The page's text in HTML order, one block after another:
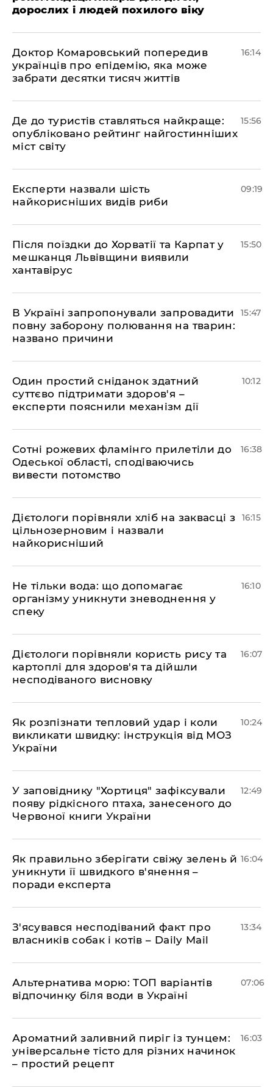
дорослих і людей похилого віку
Доктор Комаровський попередив
українців про епідемію, яка може
забрати десятки тисяч життів
16:14
Де до туристів ставляться найкраще:
опубліковано рейтинг найгостинніших
міст світу
15:56
Експерти назвали шість
найкорисніших видів риби
09:19
Після поїздки до Хорватії та Карпат у
мешканця Львівщини виявили
хантавірус
15:50
В Україні запропонували запровадити
повну заборону полювання на тварин:
названо причини
15:47
Один простий сніданок здатний
суттєво підтримати здоров'я –
експерти пояснили механізм дії
10:12
Сотні рожевих фламінго прилетіли до
Одеської області, сподіваючись
вивести потомство
16:38
Дієтологи порівняли хліб на заквасці з
цільнозерновим і назвали
найкорисніший
16:15
Не тільки вода: що допомагає
організму уникнути зневоднення у
спеку
16:10
Дієтологи порівняли користь рису та
картоплі для здоров'я та дійшли
несподіваного висновку
16:07
Як розпізнати тепловий удар і коли
викликати швидку: інструкція від МОЗ
України
10:24
У заповіднику "Хортиця" зафіксували
появу рідкісного птаха, занесеного до
Червоної книги України
12:49
Як правильно зберігати свіжу зелень й
уникнути її швидкого в'янення –
поради експерта
16:04
З'ясувався несподіваний факт про
власників собак і котів – Daily Mail
13:34
Альтернатива морю: ТОП варіантів
відпочинку біля води в Україні
07:06
Ароматний заливний пиріг із тунцем:
універсальне тісто для різних начинок
– простий рецепт
16:03